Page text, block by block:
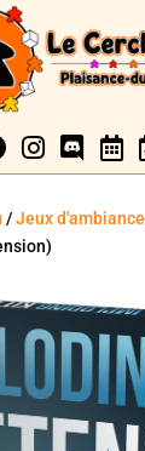
/Jeux d'ambiance